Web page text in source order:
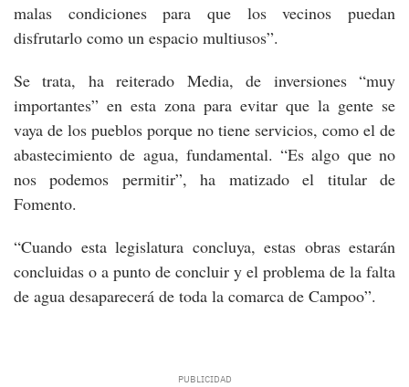
malas condiciones para que los vecinos puedan
disfrutarlo como un espacio multiusos”.
Se trata, ha reiterado Media, de inversiones “muy
importantes” en esta zona para evitar que la gente se
vaya de los pueblos porque no tiene servicios, como el de
abastecimiento de agua, fundamental. “Es algo que no
nos podemos permitir”, ha matizado el titular de
Fomento.
“Cuando esta legislatura concluya, estas obras estarán
concluidas o a punto de concluir y el problema de la falta
de agua desaparecerá de toda la comarca de Campoo”.